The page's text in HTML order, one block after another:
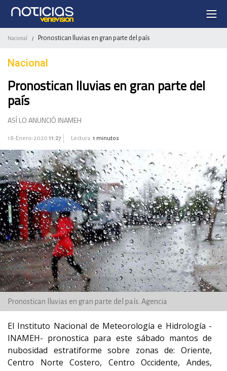
Nacional / Pronostican lluvias en gran parte del país
Nacional
Pronostican lluvias en gran parte del
país
ASÍ LO ANUNCIÓ INAMEH
18-Enero-2020 11:27 Lectura: 1 minutos
Pronostican lluvias en gran parte del país. Agencia
El Instituto Nacional de Meteorología e Hidrología -
INAMEH- pronostica para este sábado mantos de
nubosidad estratiforme sobre zonas de: Oriente,
Centro Norte Costero, Centro Occidente, Andes,